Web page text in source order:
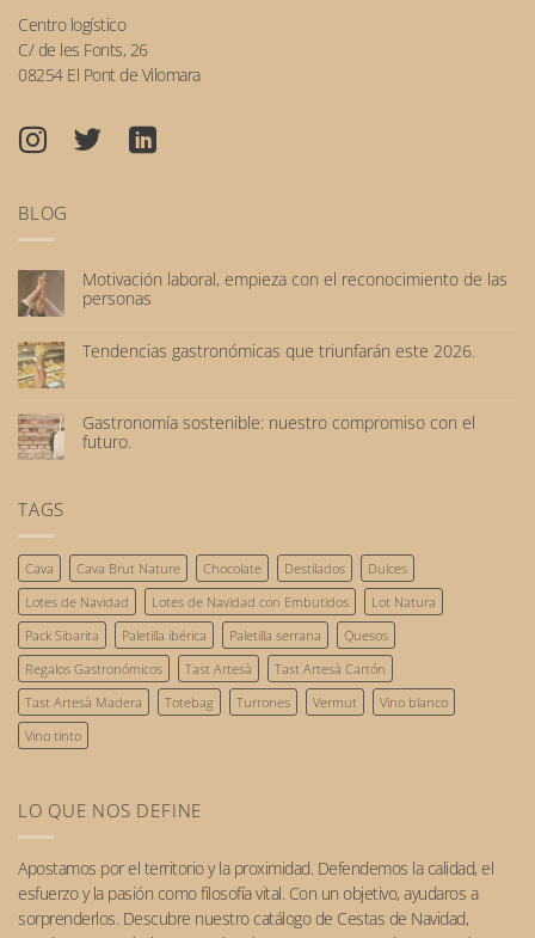
Centro logístico
C/ de les Fonts, 26
08254 El Pont de Vilomara
BLOG
Motivación laboral, empieza con el reconocimiento de las
personas
hay
comentarios
laboral,
empieza
con
personas
Tendencias gastronómicas que triunfarán este 2026.
comentarios
en
Tendencias
Gastronomía sostenible: nuestro compromiso con el
futuro.
sostenible:
nuestro
compromiso
con
el
futuro.
TAGS
Cava Cava Brut Nature Chocolate Destilados
Dulces
Lotes de Navidad
Lotes de Navidad con Embutidos
Lot Natura
Pack Sibarita
Paletilla ibérica Paletilla serrana
Quesos
Regalos Gastronómicos
Tast Artesà
Tast Artesà Cartón
Tast Artesà Madera
Totebag Turrones Vermut
Vino blanco
Vino tinto
LO QUE NOS DEFINE
Apostamos por el territorioy la proximidad. Defendemos la calidad, el
esfuerzo y la pasión como filosofía vital. Con un objetivo, ayudaros a
sorprenderlos. Descubre nuestro catálogo de Cestas de Navidad,